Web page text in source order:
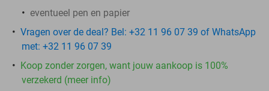
eventueel pen en papier
Vragen over de deal? Bel: +32 11 96 07 39 of WhatsApp
met: +32 11 96 07 39
Koop zonder zorgen, want jouw aankoop is 100%
verzekerd (meer info)